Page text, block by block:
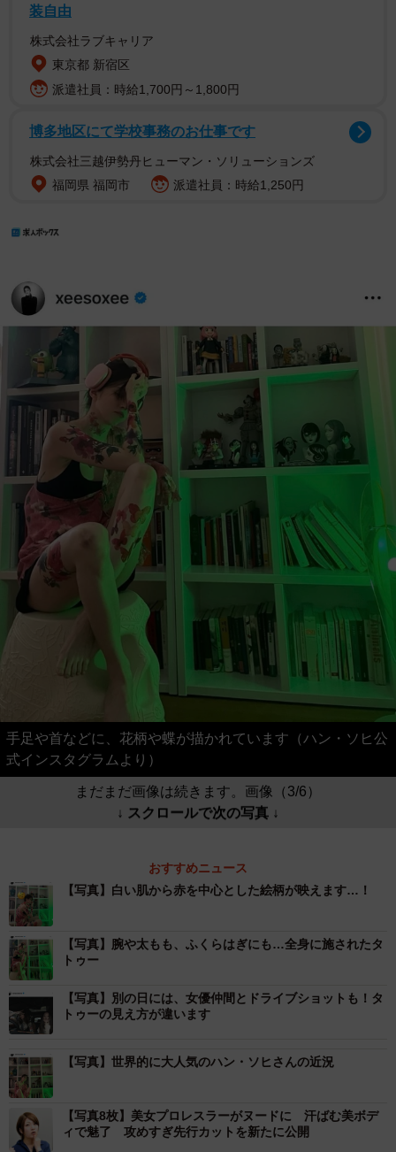
装自由
株式会社ラブキャリア
東京都 新宿区
派遣社員：時給1,700円～1,800円
博多地区にて学校事務のお仕事です
株式会社三越伊勢丹ヒューマン・ソリューションズ
福岡県 福岡市
派遣社員：時給1,250円
手足や首などに、花柄や蝶が描かれています（ハン・ソヒ公
式インスタグラムより）
まだまだ画像は続きます。画像（3/6）
↓ スクロールで次の写真 ↓
おすすめニュース
【写真】白い肌から赤を中心とした絵柄が映えます…！
【写真】腕や太もも、ふくらはぎにも…全身に施されたタ
トゥー
【写真】別の日には、女優仲間とドライブショットも！タ
トゥーの見え方が違います
【写真】世界的に大人気のハン・ソヒさんの近況
【写真8枚】美女プロレスラーがヌードに 汗ばむ美ボデ
ィで魅了 攻めすぎ先行カットを新たに公開